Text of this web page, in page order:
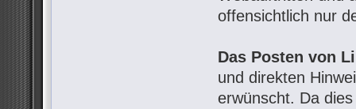
offensichtlich nur
Das Posten von
und direkten
erwünscht. Da